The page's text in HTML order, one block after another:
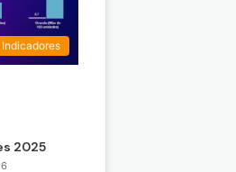
Indicadores
2025